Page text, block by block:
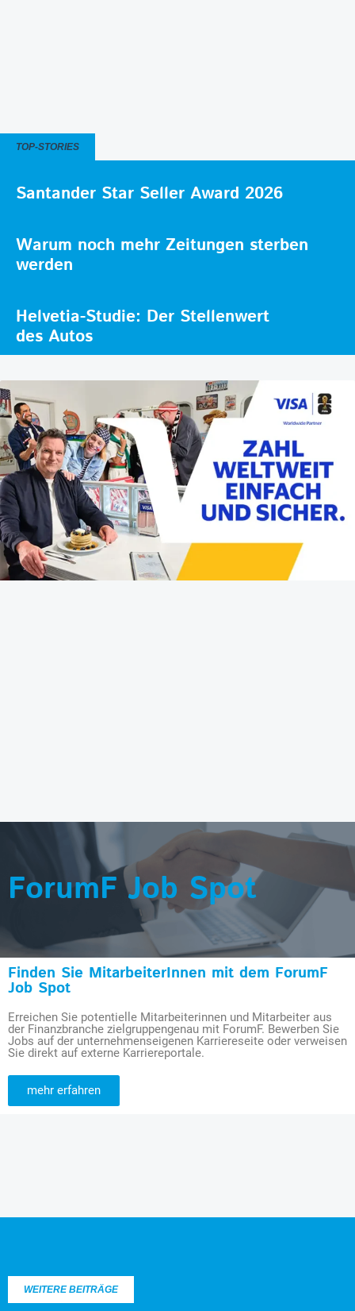
TOP-STORIES
Santander Star Seller Award 2026
Warum noch mehr Zeitungen sterben
werden
Helvetia-Studie: Der Stellenwert
des Autos
ForumF Job Spot
Finden Sie MitarbeiterInnen mit dem ForumF
Job Spot
Erreichen Sie potentielle Mitarbeiterinnen und Mitarbeiter aus
der Finanzbranche zielgruppengenau mit ForumF. Bewerben Sie
Jobs auf der unternehmenseigenen Karriereseite oder verweisen
Sie direkt auf externe Karriereportale.
mehr erfahren
WEITERE BEITRÄGE